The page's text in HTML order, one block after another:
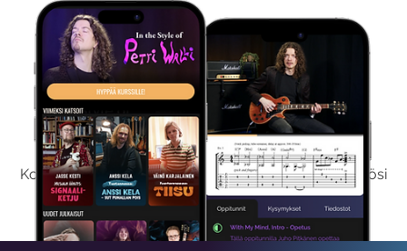
Kokeile Ilmaiseksi
Kokeilemalla ilmaiseksi saat koko sisältömme käyttöösi
viikon ajaksi.